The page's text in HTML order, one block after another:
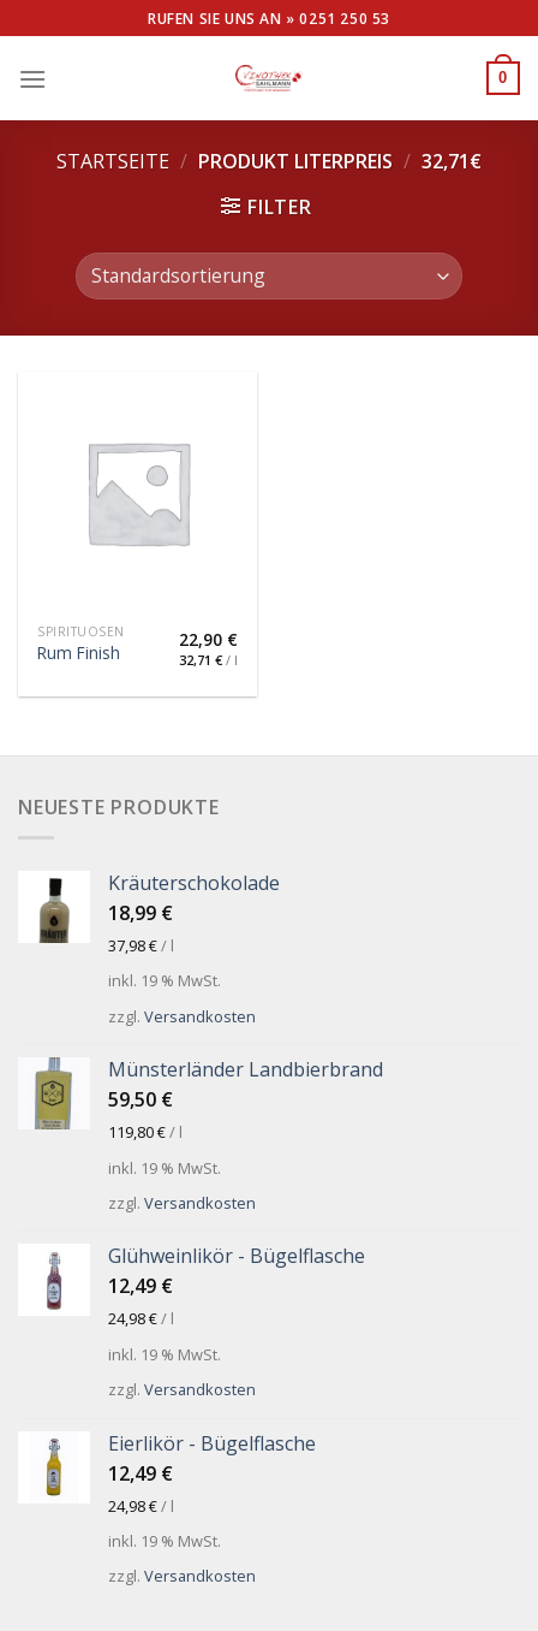
to
content
RUFEN SIE UNS AN »0251 250 53
0
STARTSEITE / PRODUKT LITERPREIS / 32,71€
FILTER
SPIRITUOSEN
Rum Finish
22,90 €
32,71 €/ l
NEUESTE PRODUKTE
Kräuterschokolade
18,99 €
37,98€/ l
inkl. 19 % MwSt.
zzgl. Versandkosten
Münsterländer Landbierbrand
59,50 €
119,80€/ l
inkl. 19 % MwSt.
zzgl. Versandkosten
Glühweinlikör - Bügelflasche
12,49 €
24,98€/ l
inkl. 19 % MwSt.
zzgl. Versandkosten
Eierlikör - Bügelflasche
12,49 €
24,98€/ l
inkl. 19 % MwSt.
zzgl. Versandkosten